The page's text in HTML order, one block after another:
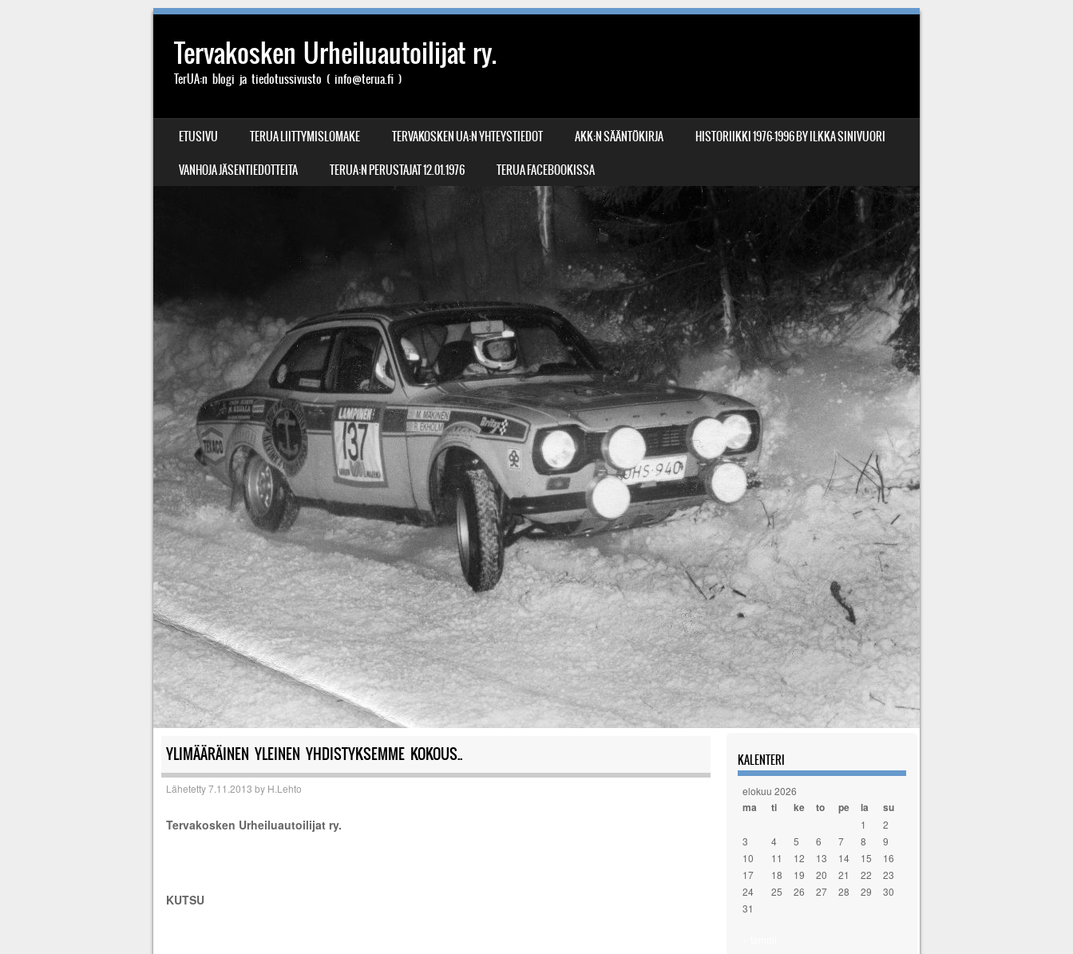
Tervakosken Urheiluautoilijat ry.
TerUA:n blogi ja tiedotussivusto ( info@terua.fi )
VALIKKO
SIIRRY SISÄLTÖÖN
ETUSIVU TERUA LIITTYMISLOMAKE TERVAKOSKEN UA:N YHTEYSTIEDOT AKK:N SÄÄNTÖKIRJA
HISTORIIKKI 1976-1996 BY ILKKA SINIVUORI
VANHOJA JÄSENTIEDOTTEITA
TERUA:N PERUSTAJAT 12.01.1976 TERUA FACEBOOKISSA
YLIMÄÄRÄINEN YLEINEN YHDISTYKSEMME KOKOUS..
Lähetetty7.11.2013 by H.Lehto
Tervakosken Urheiluautoilijat ry.
KUTSU
KALENTERI
elokuu 2026
ma ti ke to pe la su
1
2
3
4 5 6 7 8
9
10
11 12 13 14 15
16
17
18 19 20 21 22
23
24
25 26 27 28 29
30
31